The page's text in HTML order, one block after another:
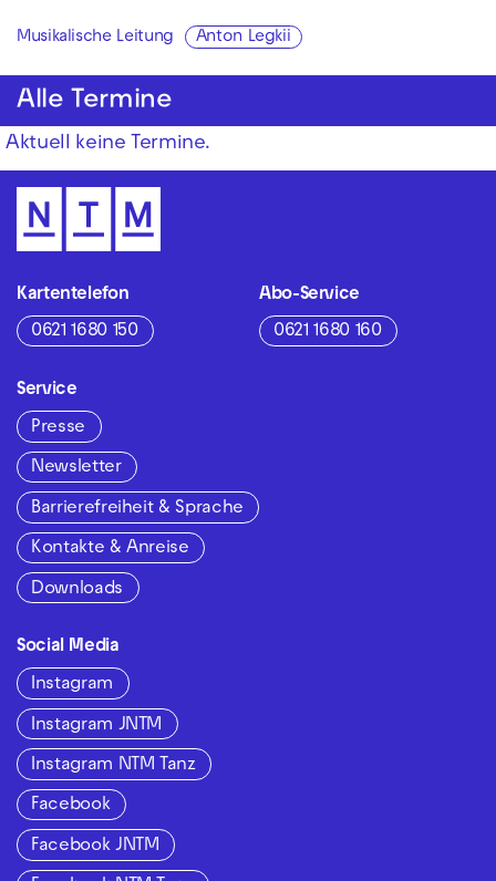
Musikalische Leitung Anton Legkii
Alle Termine
Aktuell keine Termine.
Kartentelefon
0621 1680 150
Abo-Service
0621 1680 160
Service
Presse
Newsletter
Barrierefreiheit & Sprache
Kontakte & Anreise
Downloads
Social Media
Instagram
Instagram JNTM
Instagram NTM Tanz
Facebook
Facebook JNTM